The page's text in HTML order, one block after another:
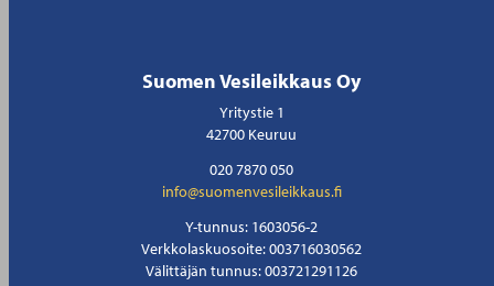
Suomen Vesileikkaus Oy
Yritystie 1
42700 Keuruu
020 7870 050
info@suomenvesileikkaus.fi
Y-tunnus: 1603056-2
Verkkolaskuosoite: 003716030562
Välittäjän tunnus: 003721291126